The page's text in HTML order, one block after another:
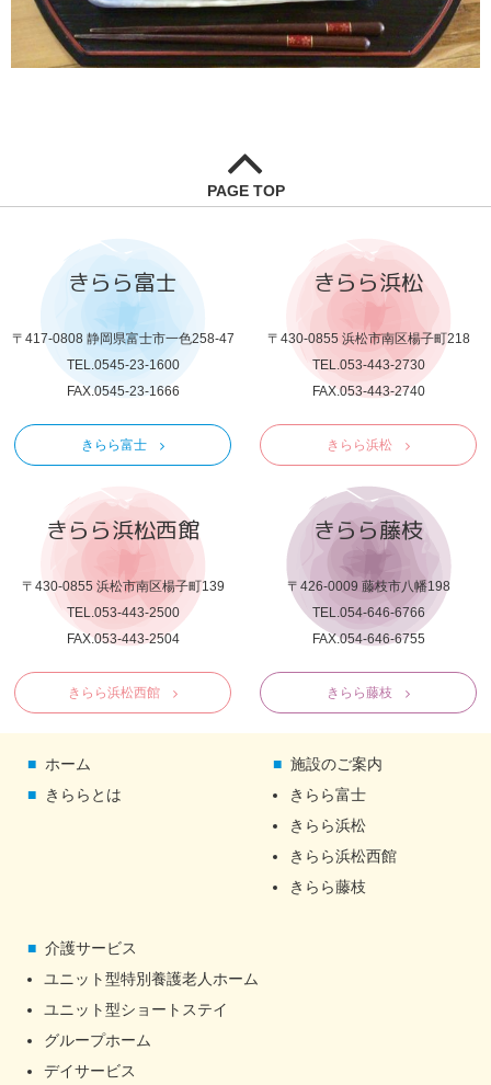
PAGE TOP
きらら富士
〒417-0808 静岡県富士市一色258-47
TEL.0545-23-1600
FAX.0545-23-1666
きらら富士
きらら浜松
〒430-0855 浜松市南区楊子町218
TEL.053-443-2730
FAX.053-443-2740
きらら浜松
きらら浜松西館
〒430-0855 浜松市南区楊子町139
TEL.053-443-2500
FAX.053-443-2504
きらら浜松西館
きらら藤枝
〒426-0009 藤枝市八幡198
TEL.054-646-6766
FAX.054-646-6755
きらら藤枝
ホーム
きららとは
施設のご案内
きらら富士
きらら浜松
きらら浜松西館
きらら藤枝
介護サービス
ユニット型特別養護老人ホーム
ユニット型ショートステイ
グループホーム
デイサービス